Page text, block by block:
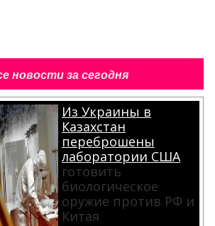
новости за сегодня
Из Украины в
Казахстан
переброшены
лаборатории США
готовить
биологическое
оружие против РФ и
Китая